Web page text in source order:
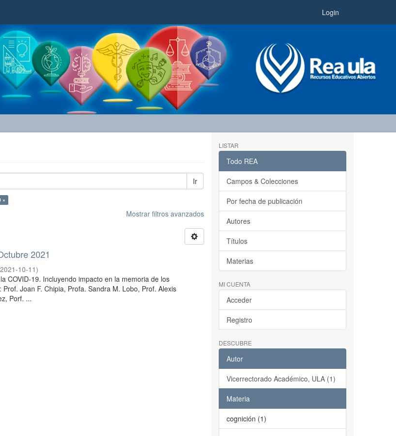
Login
Ir
×
Mostrar filtros avanzados
2021
2021-10-11)
COVID-19. Incluyendo impacto en la memoria de los
Joan F. Chipia, Profa. Sandra M. Lobo, Prof. Alexis
Porf. ...
LISTAR
Todo REA
Campos & Colecciones
Por fecha de publicación
Autores
Títulos
Materias
MI CUENTA
Acceder
Registro
DESCUBRE
Autor
Vicerrectorado Académico, ULA (1)
Materia
cognición (1)